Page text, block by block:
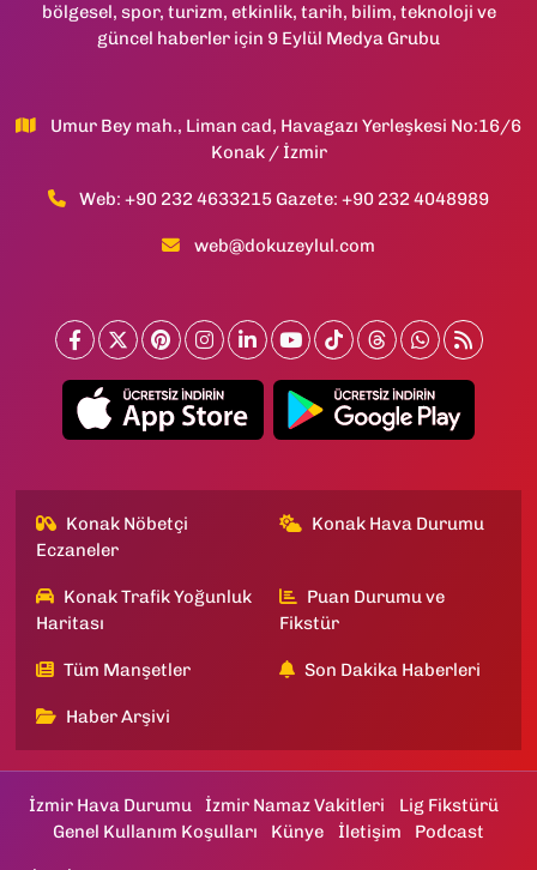
bölgesel, spor, turizm, etkinlik, tarih, bilim, teknoloji ve
güncel haberler için 9 Eylül Medya Grubu
Umur Bey mah., Liman cad, Havagazı Yerleşkesi No:16/6
Konak / İzmir
Web: +90 232 4633215 Gazete: +90 232 4048989
web@dokuzeylul.com
Konak Nöbetçi
Eczaneler
Konak Hava Durumu
Konak Trafik Yoğunluk
Haritası
Puan Durumu ve
Fikstür
Tüm Manşetler Son Dakika Haberleri
Haber Arşivi
İzmir Hava Durumu İzmir Namaz Vakitleri
Lig Fikstürü
Genel Kullanım Koşulları
Künye İletişim Podcast